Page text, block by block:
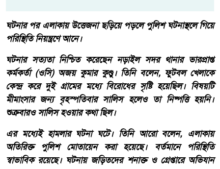
ঘটনার পর এলাকায় উত্তেজনা ছড়িয়ে পড়লে পুলিশ ঘটনাস্থলে গিয়ে
পরিস্থিতি নিয়ন্ত্রণে আনে।
ঘটনার সত্যতা নিশ্চিত করেছেন নড়াইল সদর থানার ভারপ্রাপ্ত
কর্মকর্তা (ওসি) অজয় কুমার কুণ্ডু। তিনি বলেন, ফুটবল খেলাকে
কেন্দ্র করে দুই গ্রামের মধ্যে বিরোধের সৃষ্টি হয়েছিল। বিষয়টি
মীমাংসার জন্য বৃহস্পতিবার সালিস হলেও তা নিষ্পত্তি হয়নি।
শুক্রবারও সালিস হওয়ার কথা ছিল।
এর মধ্যেই হামলার ঘটনা ঘটে। তিনি আরো বলেন, এলাকায়
অতিরিক্ত পুলিশ মোতায়েন করা হয়েছে। বর্তমানে পরিস্থিতি
স্বাভাবিক রয়েছে। ঘটনায় জড়িতদের শনাক্ত ও গ্রেপ্তারে অভিযান